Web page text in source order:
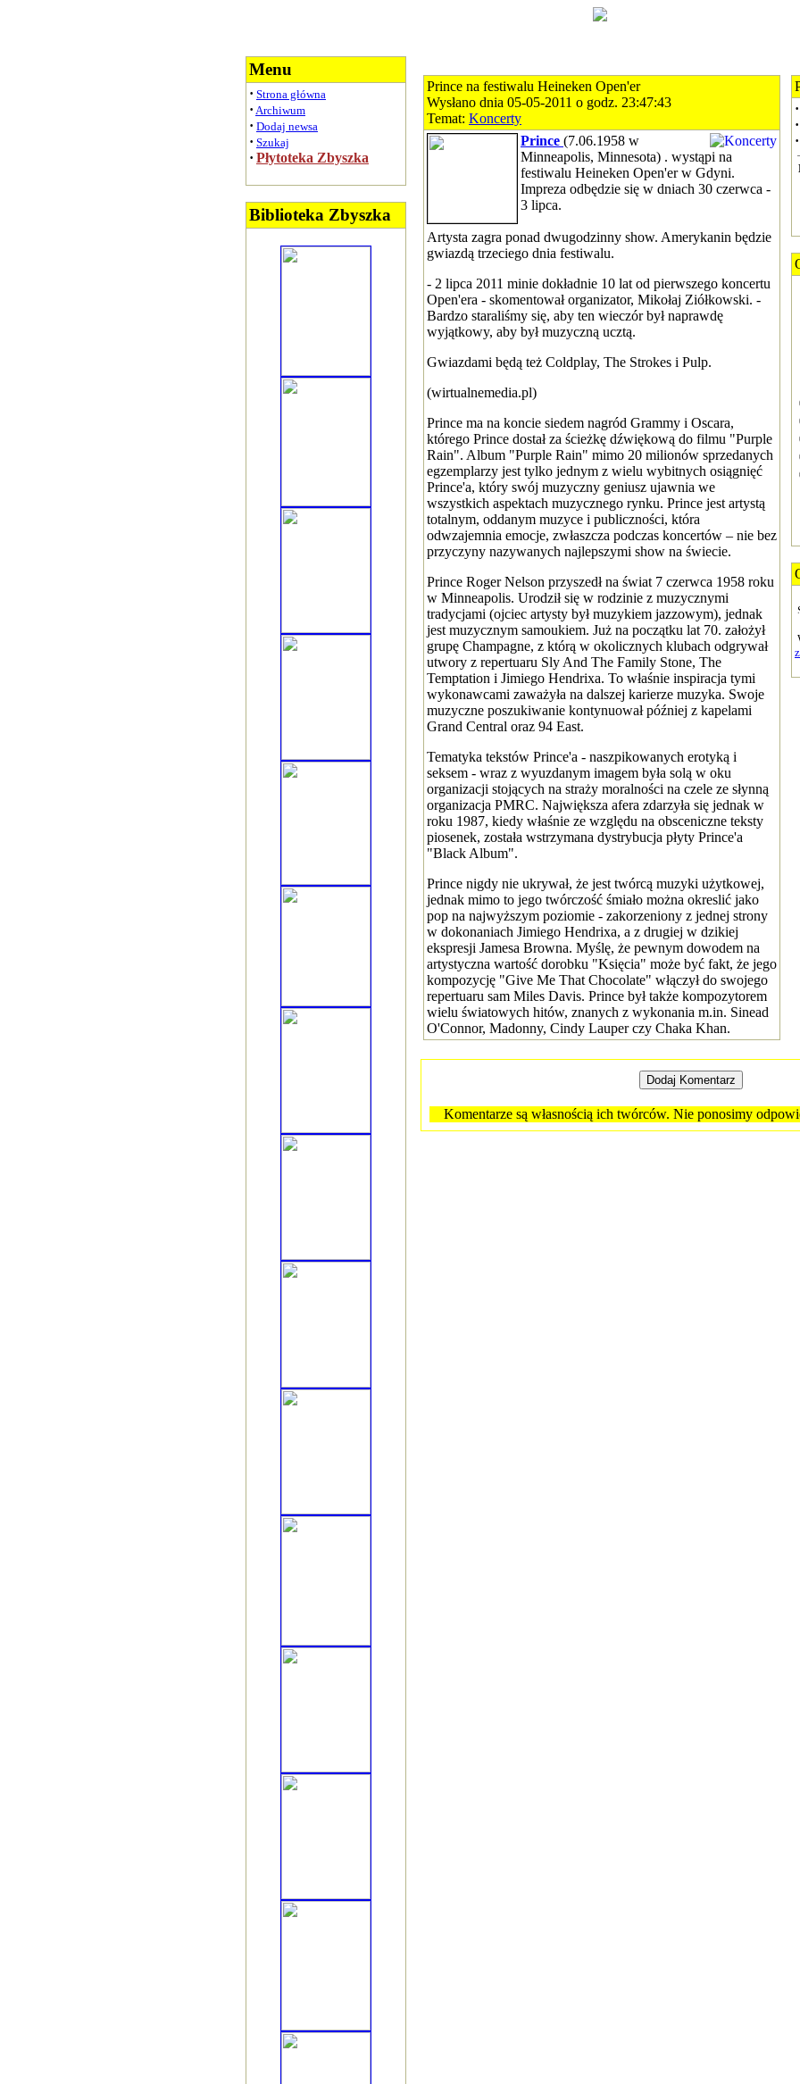
Menu
· Strona główna
· Archiwum
· Dodaj newsa
· Szukaj
· Płytoteka Zbyszka
Biblioteka Zbyszka
Prince na festiwalu Heineken Open'er
Wysłano dnia 05-05-2011 o godz. 23:47:43
Temat: Koncerty
Prince (7.06.1958 w
Minneapolis, Minnesota) . wystąpi na
festiwalu Heineken Open'er w Gdyni.
Impreza odbędzie się w dniach 30 czerwca -
3 lipca.
Artysta zagra ponad dwugodzinny show. Amerykanin będzie
gwiazdą trzeciego dnia festiwalu.
- 2 lipca 2011 minie dokładnie 10 lat od pierwszego koncertu
Open'era - skomentował organizator, Mikołaj Ziółkowski. -
Bardzo staraliśmy się, aby ten wieczór był naprawdę
wyjątkowy, aby był muzyczną ucztą.
Gwiazdami będą też Coldplay, The Strokes i Pulp.
(wirtualnemedia.pl)
Prince ma na koncie siedem nagród Grammy i Oscara,
którego Prince dostał za ścieżkę dźwiękową do filmu "Purple
Rain". Album "Purple Rain" mimo 20 milionów sprzedanych
egzemplarzy jest tylko jednym z wielu wybitnych osiągnięć
Prince'a, który swój muzyczny geniusz ujawnia we
wszystkich aspektach muzycznego rynku. Prince jest artystą
totalnym, oddanym muzyce i publiczności, która
odwzajemnia emocje, zwłaszcza podczas koncertów – nie bez
przyczyny nazywanych najlepszymi show na świecie.
Prince Roger Nelson przyszedł na świat 7 czerwca 1958 roku
w Minneapolis. Urodził się w rodzinie z muzycznymi
tradycjami (ojciec artysty był muzykiem jazzowym), jednak
jest muzycznym samoukiem. Już na początku lat 70. założył
grupę Champagne, z którą w okolicznych klubach odgrywał
utwory z repertuaru Sly And The Family Stone, The
Temptation i Jimiego Hendrixa. To właśnie inspiracja tymi
wykonawcami zaważyła na dalszej karierze muzyka. Swoje
muzyczne poszukiwanie kontynuował później z kapelami
Grand Central oraz 94 East.
Tematyka tekstów Prince'a - naszpikowanych erotyką i
seksem - wraz z wyuzdanym imagem była solą w oku
organizacji stojących na straży moralności na czele ze słynną
organizacja PMRC. Największa afera zdarzyła się jednak w
roku 1987, kiedy właśnie ze względu na obsceniczne teksty
piosenek, została wstrzymana dystrybucja płyty Prince'a
"Black Album".
Prince nigdy nie ukrywał, że jest twórcą muzyki użytkowej,
jednak mimo to jego twórczość śmiało można okreslić jako
pop na najwyższym poziomie - zakorzeniony z jednej strony
w dokonaniach Jimiego Hendrixa, a z drugiej w dzikiej
ekspresji Jamesa Browna. Myślę, że pewnym dowodem na
artystyczna wartość dorobku "Księcia" może być fakt, że jego
kompozycję "Give Me That Chocolate" włączył do swojego
repertuaru sam Miles Davis. Prince był także kompozytorem
wielu światowych hitów, znanych z wykonania m.in. Sinead
O'Connor, Madonny, Cindy Lauper czy Chaka Khan.
·
·
·
Komentarze są własnością ich twórców. Nie ponosimy